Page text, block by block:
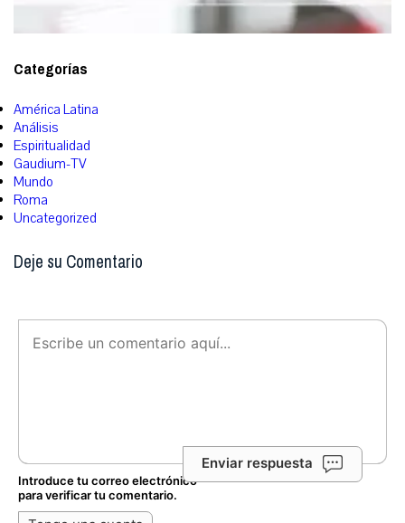
Categorías
América Latina
Análisis
Espiritualidad
Gaudium-TV
Mundo
Roma
Uncategorized
Deje su Comentario
Enviar respuesta
Introduce tu correo electrónico
para verificar tu comentario.